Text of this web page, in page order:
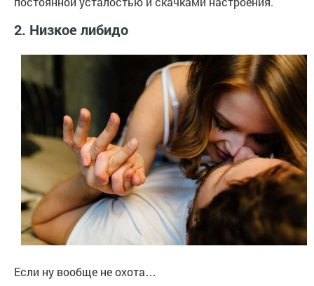
2. Низкое либидо
Если ну вообще не охота…